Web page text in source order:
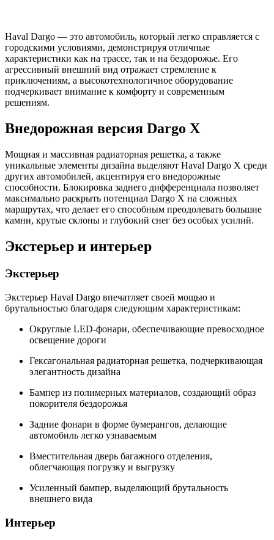
Haval Dargo — это автомобиль, который легко справляется с
городскими условиями, демонстрируя отличные
характеристики как на трассе, так и на бездорожье. Его
агрессивный внешний вид отражает стремление к
приключениям, а высокотехнологичное оборудование
подчеркивает внимание к комфорту и современным
решениям.
Внедорожная версия Dargo X
Мощная и массивная радиаторная решетка, а также
уникальные элементы дизайна выделяют Haval Dargo X среди
других автомобилей, акцентируя его внедорожные
способности. Блокировка заднего дифференциала позволяет
максимально раскрыть потенциал Dargo X на сложных
маршрутах, что делает его способным преодолевать большие
камни, крутые склоны и глубокий снег без особых усилий.
Экстерьер и интерьер
Экстерьер
Экстерьер Haval Dargo впечатляет своей мощью и
брутальностью благодаря следующим характеристикам:
Округлые LED-фонари, обеспечивающие превосходное
освещение дороги
Гексагональная радиаторная решетка, подчеркивающая
элегантность дизайна
Бампер из полимерных материалов, создающий образ
покорителя бездорожья
Задние фонари в форме бумерангов, делающие
автомобиль легко узнаваемым
Вместительная дверь багажного отделения,
облегчающая погрузку и выгрузку
Усиленный бампер, выделяющий брутальность
внешнего вида
Интерьер